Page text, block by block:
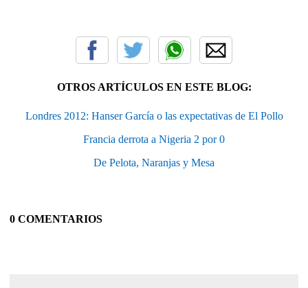
OTROS ARTÍCULOS EN ESTE BLOG:
Londres 2012: Hanser García o las expectativas de El Pollo
Francia derrota a Nigeria 2 por 0
De Pelota, Naranjas y Mesa
0 COMENTARIOS